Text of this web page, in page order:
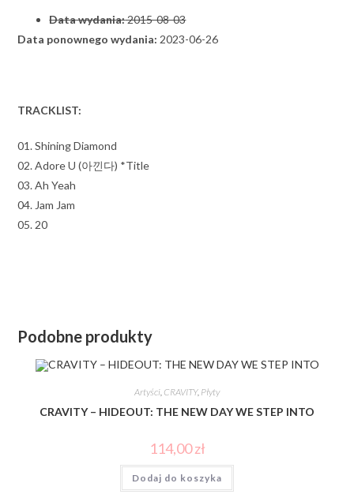
Data wydania:2015-08-03
Data ponownego wydania: 2023-06-26
TRACKLIST:
01. Shining Diamond
02. Adore U (아낀다) *Title
03. Ah Yeah
04. Jam Jam
05. 20
Podobne produkty
Artyści, CRAVITY, Płyty
CRAVITY – HIDEOUT: THE NEW DAY WE STEP INTO
114,00zł
Dodaj do koszyka